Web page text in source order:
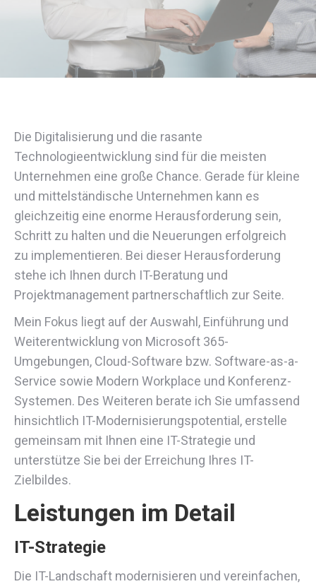
Die Digitalisierung und die rasante
Technologieentwicklung sind für die meisten
Unternehmen eine große Chance. Gerade für kleine
und mittelständische Unternehmen kann es
gleichzeitig eine enorme Herausforderung sein,
Schritt zu halten und die Neuerungen erfolgreich
zu implementieren. Bei dieser Herausforderung
stehe ich Ihnen durch IT-Beratung und
Projektmanagement partnerschaftlich zur Seite.
Mein Fokus liegt auf der Auswahl, Einführung und
Weiterentwicklung von Microsoft 365-
Umgebungen, Cloud-Software bzw. Software-as-a-
Service sowie Modern Workplace und Konferenz-
Systemen. Des Weiteren berate ich Sie umfassend
hinsichtlich IT-Modernisierungspotential, erstelle
gemeinsam mit Ihnen eine IT-Strategie und
unterstütze Sie bei der Erreichung Ihres IT-
Zielbildes.
Leistungen im Detail
IT-Strategie
Die IT-Landschaft modernisieren und vereinfachen,